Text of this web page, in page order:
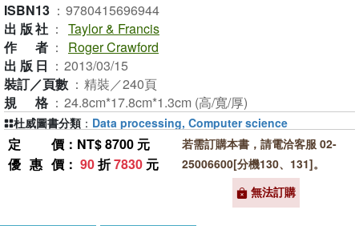
ISBN13 ： 9780415696944
出版社 ： Taylor & Francis
作者 ：
Roger Crawford
出版日 ： 2013/03/15
裝訂／頁數 ： 精裝／240頁
規格 ： 24.8cm*17.8cm*1.3cm (高/寬/厚)
定價 ：NT$ 8700 元
優惠價 ： 90折7830 元
若需訂購本書，請電洽客服 02-
25006600[分機130、131]。
無法訂購
杜威圖書分類 ： Data processing, Computer science